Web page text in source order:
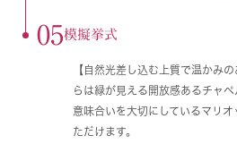
05模擬挙式
【自然光差し込む上質で温かみ
らは緑が見える開放感あるチャ
意味合いを大切にしているマリ
ただけます。